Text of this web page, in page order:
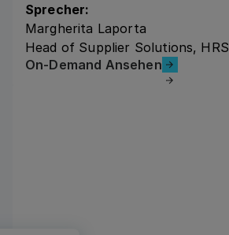
Sprecher:
Margherita Laporta
Head of Supplier Solutions, HRS
On-Demand Ansehen
On-Demand Ansehen